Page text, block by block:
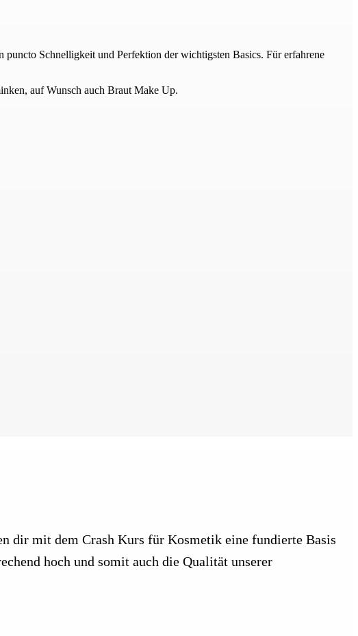
Schnelligkeit und Perfektion der wichtigsten Basics. Für erfahrene
auf Wunsch auch Braut Make Up.
dir mit dem Crash Kurs für Kosmetik eine fundierte Basis
hoch und somit auch die Qualität unserer